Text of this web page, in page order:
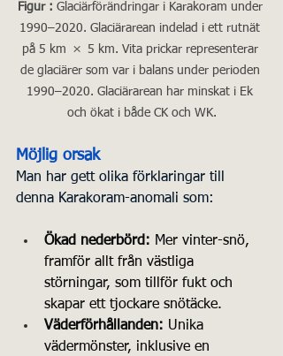
Figur : Glaciärförändringar i Karakoram under
1990–2020. Glaciärarean indelad i ett rutnät
på 5 km  ×  5 km. Vita prickar representerar
de glaciärer som var i balans under perioden
1990–2020. Glaciärarean har minskat i Ek
och ökat i både CK och WK.
Möjlig orsak
Man har gett olika förklaringar till
denna Karakoram-anomali som:
Ökad nederbörd: Mer vinter-snö,
framför allt från västliga
störningar, som tillför fukt och
skapar ett tjockare snötäcke.
Väderförhållanden: Unika
vädermönster, inklusive en